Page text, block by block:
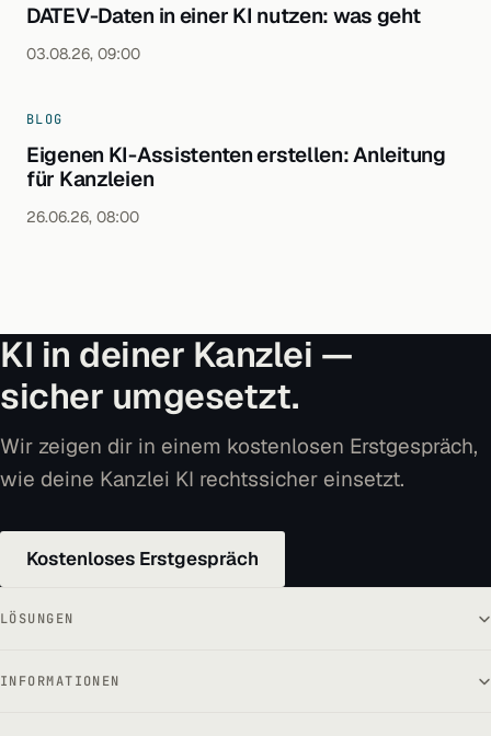
DATEV-Daten in einer KI nutzen: was geht
03.08.26, 09:00
BLOG
Eigenen KI-Assistenten erstellen: Anleitung
für Kanzleien
26.06.26, 08:00
KI in deiner Kanzlei —
sicher umgesetzt.
Wir zeigen dir in einem kostenlosen Erstgespräch,
wie deine Kanzlei KI rechtssicher einsetzt.
Kostenloses Erstgespräch
LÖSUNGEN
INFORMATIONEN